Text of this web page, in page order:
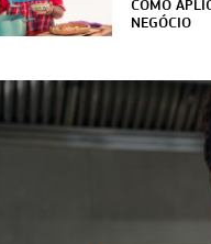
COMO
NEGÓCIO